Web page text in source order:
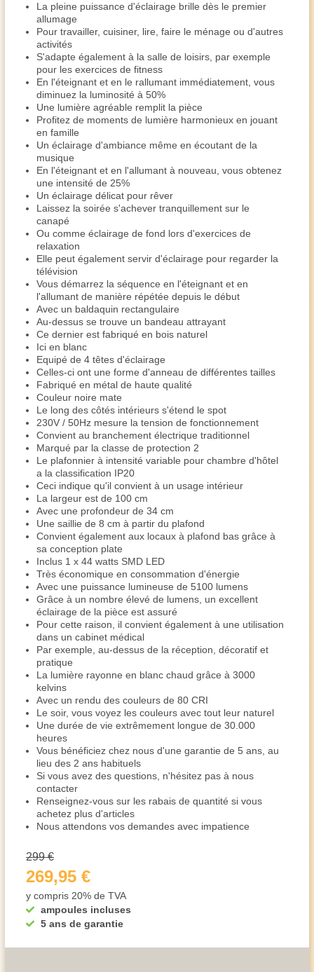
La pleine puissance d'éclairage brille dès le premier
allumage
Pour travailler, cuisiner, lire, faire le ménage ou d'autres
activités
S'adapte également à la salle de loisirs, par exemple
pour les exercices de fitness
En l'éteignant et en le rallumant immédiatement, vous
diminuez la luminosité à 50%
Une lumière agréable remplit la pièce
Profitez de moments de lumière harmonieux en jouant
en famille
Un éclairage d'ambiance même en écoutant de la
musique
En l'éteignant et en l'allumant à nouveau, vous obtenez
une intensité de 25%
Un éclairage délicat pour rêver
Laissez la soirée s'achever tranquillement sur le
canapé
Ou comme éclairage de fond lors d'exercices de
relaxation
Elle peut également servir d'éclairage pour regarder la
télévision
Vous démarrez la séquence en l'éteignant et en
l'allumant de manière répétée depuis le début
Avec un baldaquin rectangulaire
Au-dessus se trouve un bandeau attrayant
Ce dernier est fabriqué en bois naturel
Ici en blanc
Equipé de 4 têtes d'éclairage
Celles-ci ont une forme d'anneau de différentes tailles
Fabriqué en métal de haute qualité
Couleur noire mate
Le long des côtés intérieurs s'étend le spot
230V / 50Hz mesure la tension de fonctionnement
Convient au branchement électrique traditionnel
Marqué par la classe de protection 2
Le plafonnier à intensité variable pour chambre d'hôtel
a la classification IP20
Ceci indique qu'il convient à un usage intérieur
La largeur est de 100 cm
Avec une profondeur de 34 cm
Une saillie de 8 cm à partir du plafond
Convient également aux locaux à plafond bas grâce à
sa conception plate
Inclus 1 x 44 watts SMD LED
Très économique en consommation d'énergie
Avec une puissance lumineuse de 5100 lumens
Grâce à un nombre élevé de lumens, un excellent
éclairage de la pièce est assuré
Pour cette raison, il convient également à une utilisation
dans un cabinet médical
Par exemple, au-dessus de la réception, décoratif et
pratique
La lumière rayonne en blanc chaud grâce à 3000
kelvins
Avec un rendu des couleurs de 80 CRI
Le soir, vous voyez les couleurs avec tout leur naturel
Une durée de vie extrêmement longue de 30.000
heures
Vous bénéficiez chez nous d'une garantie de 5 ans, au
lieu des 2 ans habituels
Si vous avez des questions, n'hésitez pas à nous
contacter
Renseignez-vous sur les rabais de quantité si vous
achetez plus d'articles
Nous attendons vos demandes avec impatience
ampoules incluses
5 ans de garantie
299 €
269,95 €
y compris 20% de TVA